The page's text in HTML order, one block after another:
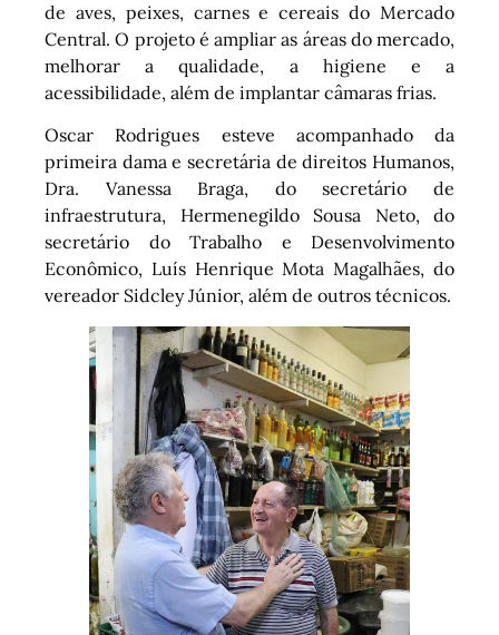
de aves, peixes, carnes e cereais do Mercado
Central. O projeto é ampliar as áreas do mercado,
melhorar a qualidade, a higiene e a
acessibilidade, além de implantar câmaras frias.
Oscar Rodrigues esteve acompanhado da
primeira dama e secretária de direitos Humanos,
Dra. Vanessa Braga, do secretário de
infraestrutura, Hermenegildo Sousa Neto, do
secretário do Trabalho e Desenvolvimento
Econômico, Luís Henrique Mota Magalhães, do
vereador Sidcley Júnior, além de outros técnicos.